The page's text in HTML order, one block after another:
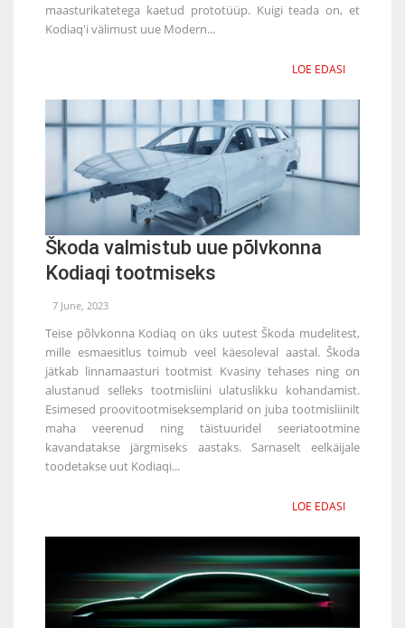
maasturikatetega kaetud prototüüp. Kuigi teada on, et
Kodiaq'i välimust uue Modern...
LOE EDASI
Škoda valmistub uue põlvkonna
Kodiaqi tootmiseks
7 June, 2023
Teise põlvkonna Kodiaq on üks uutest Škoda mudelitest,
mille esmaesitlus toimub veel käesoleval aastal. Škoda
jätkab linnamaasturi tootmist Kvasiny tehases ning on
alustanud selleks tootmisliini ulatuslikku kohandamist.
Esimesed proovitootmiseksemplarid on juba tootmisliinilt
maha veerenud ning täistuuridel seeriatootmine
kavandatakse järgmiseks aastaks. Sarnaselt eelkäijale
toodetakse uut Kodiaqi...
LOE EDASI